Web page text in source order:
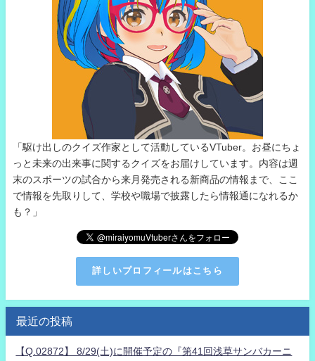
「駆け出しのクイズ作家として活動しているVTuber。お昼にちょ
っと未来の出来事に関するクイズをお届けしています。内容は週
末のスポーツの試合から来月発売される新商品の情報まで、ここ
で情報を先取りして、学校や職場で披露したら情報通になれるか
も？」
詳しいプロフィールはこちら
最近の投稿
【Q.02872】 8/29(土)に開催予定の『第41回浅草サンバカーニ